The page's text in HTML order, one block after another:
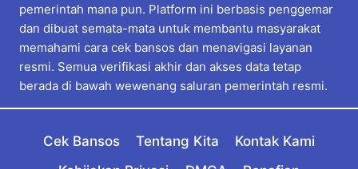
pemerintah mana pun. Platform ini berbasis penggemar
dan dibuat semata-mata untuk membantu masyarakat
memahami cara cek bansos dan menavigasi layanan
resmi. Semua verifikasi akhir dan akses data tetap
berada di bawah wewenang saluran pemerintah resmi.
Cek Bansos Tentang Kita
Kontak Kami